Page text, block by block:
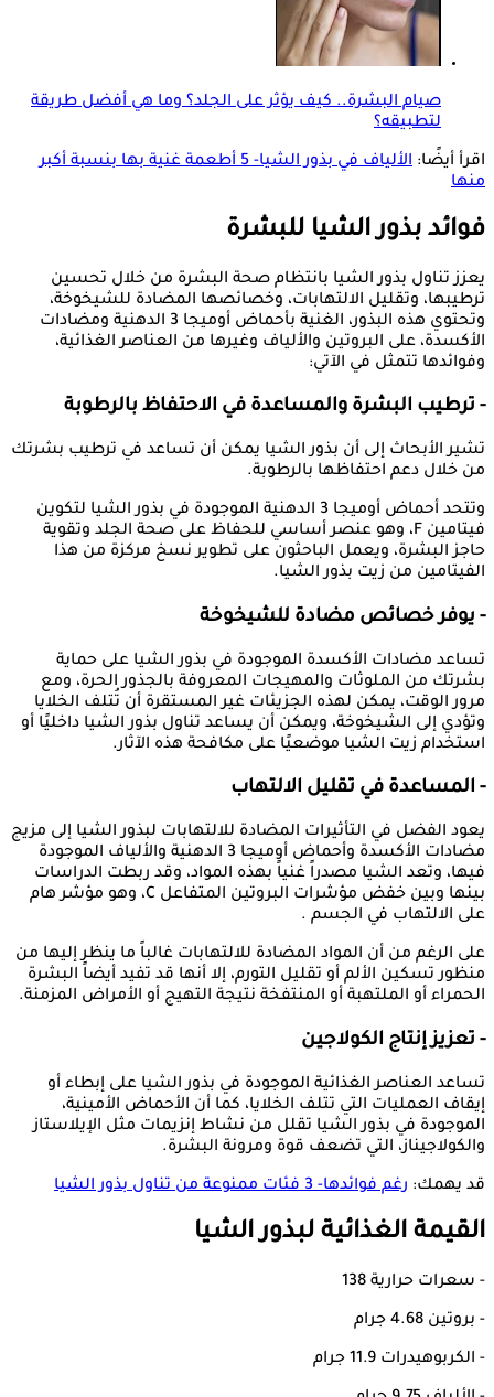
صيام البشرة.. كيف يؤثر على الجلد؟ وما هي أفضل طريقة
لتطبيقه؟
اقرأ أيضًا:
الألياف في بذور الشيا- 5 أطعمة غنية بها بنسبة أكبر
منها
فوائد بذور الشيا للبشرة
يعزز تناول بذور الشيا بانتظام صحة البشرة من خلال تحسين
ترطيبها، وتقليل الالتهابات، وخصائصها المضادة للشيخوخة،
وتحتوي هذه البذور، الغنية بأحماض أوميجا 3 الدهنية ومضادات
الأكسدة، على البروتين والألياف وغيرها من العناصر الغذائية،
وفوائدها تتمثل في الآتي:
- ترطيب البشرة والمساعدة في الاحتفاظ بالرطوبة
تشير الأبحاث إلى أن بذور الشيا يمكن أن تساعد في ترطيب بشرتك
من خلال دعم احتفاظها بالرطوبة.
وتتحد أحماض أوميجا 3 الدهنية الموجودة في بذور الشيا لتكوين
فيتامين F، وهو عنصر أساسي للحفاظ على صحة الجلد وتقوية
حاجز البشرة، ويعمل الباحثون على تطوير نسخ مركزة من هذا
الفيتامين من زيت بذور الشيا.
- يوفر خصائص مضادة للشيخوخة
تساعد مضادات الأكسدة الموجودة في بذور الشيا على حماية
بشرتك من الملوثات والمهيجات المعروفة بالجذور الحرة، ومع
مرور الوقت، يمكن لهذه الجزيئات غير المستقرة أن تُتلف الخلايا
وتؤدي إلى الشيخوخة، ويمكن أن يساعد تناول بذور الشيا داخليًا أو
استخدام زيت الشيا موضعيًا على مكافحة هذه الآثار.
- المساعدة في تقليل الالتهاب
يعود الفضل في التأثيرات المضادة للالتهابات لبذور الشيا إلى مزيج
مضادات الأكسدة وأحماض أوميجا 3 الدهنية والألياف الموجودة
فيها، وتعد الشيا مصدراً غنياً بهذه المواد، وقد ربطت الدراسات
بينها وبين خفض مؤشرات البروتين المتفاعل C، وهو مؤشر هام
على الالتهاب في الجسم .
على الرغم من أن المواد المضادة للالتهابات غالباً ما ينظر إليها من
منظور تسكين الألم أو تقليل التورم، إلا أنها قد تفيد أيضاً البشرة
الحمراء أو الملتهبة أو المنتفخة نتيجة التهيج أو الأمراض المزمنة.
- تعزيز إنتاج الكولاجين
تساعد العناصر الغذائية الموجودة في بذور الشيا على إبطاء أو
إيقاف العمليات التي تتلف الخلايا، كما أن الأحماض الأمينية،
الموجودة في بذور الشيا تقلل من نشاط إنزيمات مثل الإيلاستاز
والكولاجيناز، التي تضعف قوة ومرونة البشرة.
قد يهمك: رغم فوائدها- 3 فئات ممنوعة من تناول بذور الشيا
القيمة الغذائية لبذور الشيا
- سعرات حرارية 138
- بروتين 4.68 جرام
- الكربوهيدرات 11.9 جرام